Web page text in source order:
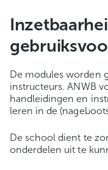
De modules worden
instructeurs. ANWB
handleidingen en
leren in de
De school dient te
onderdelen uit te